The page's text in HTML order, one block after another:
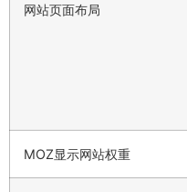
网站页面布局
MOZ显示网站权重